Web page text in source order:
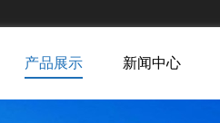
产品展示 新闻中心